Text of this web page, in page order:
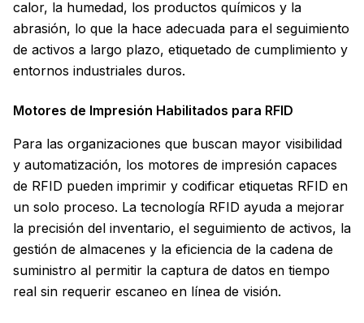
calor, la humedad, los productos químicos y la
abrasión, lo que la hace adecuada para el seguimiento
de activos a largo plazo, etiquetado de cumplimiento y
entornos industriales duros.
Motores de Impresión Habilitados para RFID
Para las organizaciones que buscan mayor visibilidad
y automatización, los motores de impresión capaces
de RFID pueden imprimir y codificar etiquetas RFID en
un solo proceso. La tecnología RFID ayuda a mejorar
la precisión del inventario, el seguimiento de activos, la
gestión de almacenes y la eficiencia de la cadena de
suministro al permitir la captura de datos en tiempo
real sin requerir escaneo en línea de visión.